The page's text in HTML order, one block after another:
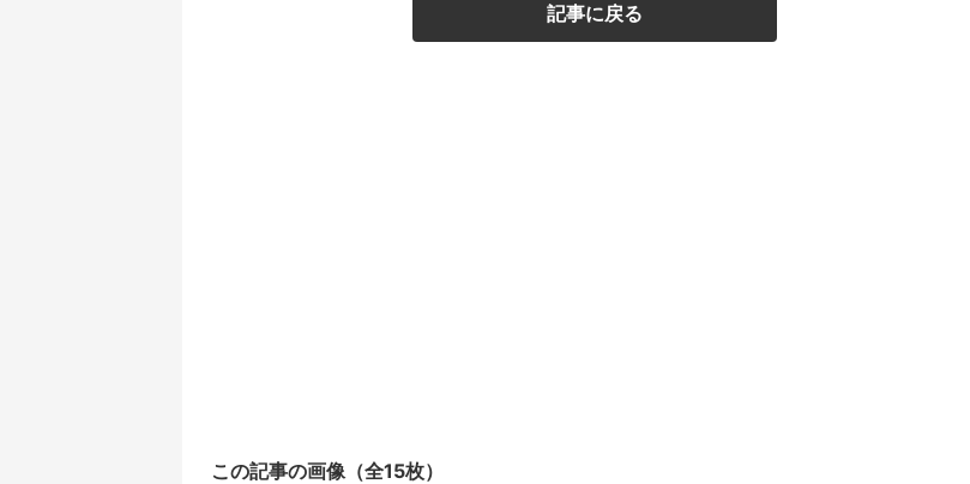
記事に戻る
この記事の画像（全15枚）